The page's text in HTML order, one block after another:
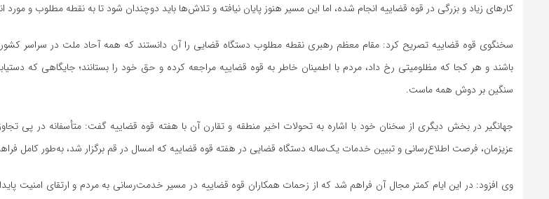
کارهای زیاد و بزرگی در قوه قضاییه انجام شده، اما این مسیر هنوز پایان نیافته و تلاش‌ها باید دوچندان شود تا به نقطه مطلوب و مورد
سخنگوی قوه قضاییه تصریح کرد: مقام معظم رهبری نقطه مطلوب دستگاه قضایی را آن دانستند که همه آحاد ملت در سراسر کشور
باشند و هر کجا که مظلومیتی رخ داد، مردم با اطمینان خاطر به قوه قضاییه مراجعه کرده و حق خود را بستانند؛ جایگاهی که
سنگین بر دوش همه ماست.
عزیزمان، فرصت اطلاع‌رسانی و تبیین خدمات یک‌ساله دستگاه قضایی در هفته قوه قضاییه که امسال در قم برگزار شد، به‌طور کامل
وی افزود: در این ایام کمتر مجال آن فراهم شد که از زحمات همکاران قوه قضاییه در مسیر خدمت‌رسانی به مردم و ارتقای امنیت